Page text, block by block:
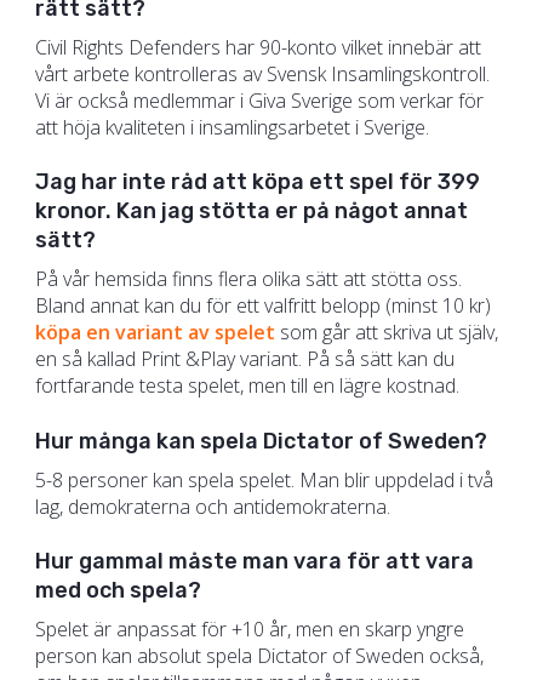
rätt sätt?
Civil Rights Defenders har 90-konto vilket innebär att
vårt arbete kontrolleras av Svensk Insamlingskontroll.
Vi är också medlemmar i Giva Sverige som verkar för
att höja kvaliteten i insamlingsarbetet i Sverige.
Jag har inte råd att köpa ett spel för 399
kronor. Kan jag stötta er på något annat
sätt?
På vår hemsida finns flera olika sätt att stötta oss.
Bland annat kan du för ett valfritt belopp (minst 10 kr)
köpa en variant av spelet som går att skriva ut själv,
en så kallad Print &Play variant. På så sätt kan du
fortfarande testa spelet, men till en lägre kostnad.
Hur många kan spela Dictator of Sweden?
5-8 personer kan spela spelet. Man blir uppdelad i två
lag, demokraterna och antidemokraterna.
Hur gammal måste man vara för att vara
med och spela?
Spelet är anpassat för +10 år, men en skarp yngre
person kan absolut spela Dictator of Sweden också,